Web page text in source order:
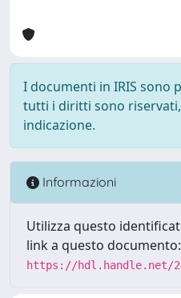
I documenti in IRIS sono
tutti i diritti sono
indicazione.
Informazioni
Utilizza questo
link a questo documento:
https://hdl.handle.net/